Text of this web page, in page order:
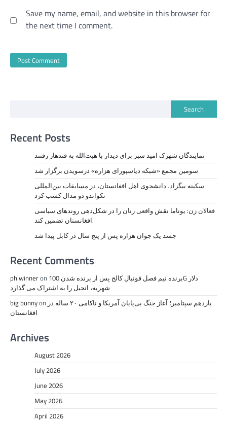
Save my name, email, and website in this browser for
the next time I comment.
Search
Recent Posts
نمايندگان شهرک امید سبز برای دیدار با هبت‌الله به قندهار رفتند
سومین مجمع «شبکه دیاسپورای هزاره» درسویدن برگزار شد
سکینه بیگزاد، دانشجوی اهل افغانستان، در مسابقات بین‌المللی
تکواندو دو مدال کسب کرد
فعالان زن: یوناما نقش واقعی زنان را در شکل‌دهی روندهای سیاسی
افغانستان تضمین کند.
جسد یک جوان هزاره پس از پنج سال در کابل پیدا شد
Recent Comments
phlwinneron برنده نیم فصل فوتبال کالج پس از برنده شدن 100G دلار
شهریه، انجیل را به اشتراک می گذارد
big bunnyon یازدهم سپتامبر؛ آغاز جنگ بی‌پایان آمریکا و ناکامی ۲۰ ساله در
افغانستان
Archives
August 2026
July 2026
June 2026
May 2026
April 2026